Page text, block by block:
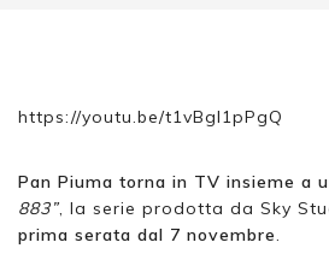
https://youtu.be/t1vBgI1pPgQ
Pan Piuma torna in TV insieme a
883”, la serie prodotta da Sky
prima serata dal 7 novembre.